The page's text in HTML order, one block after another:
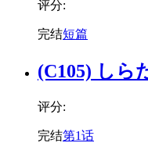
评分:
完结短篇
(C105) しら
评分:
完结第1话